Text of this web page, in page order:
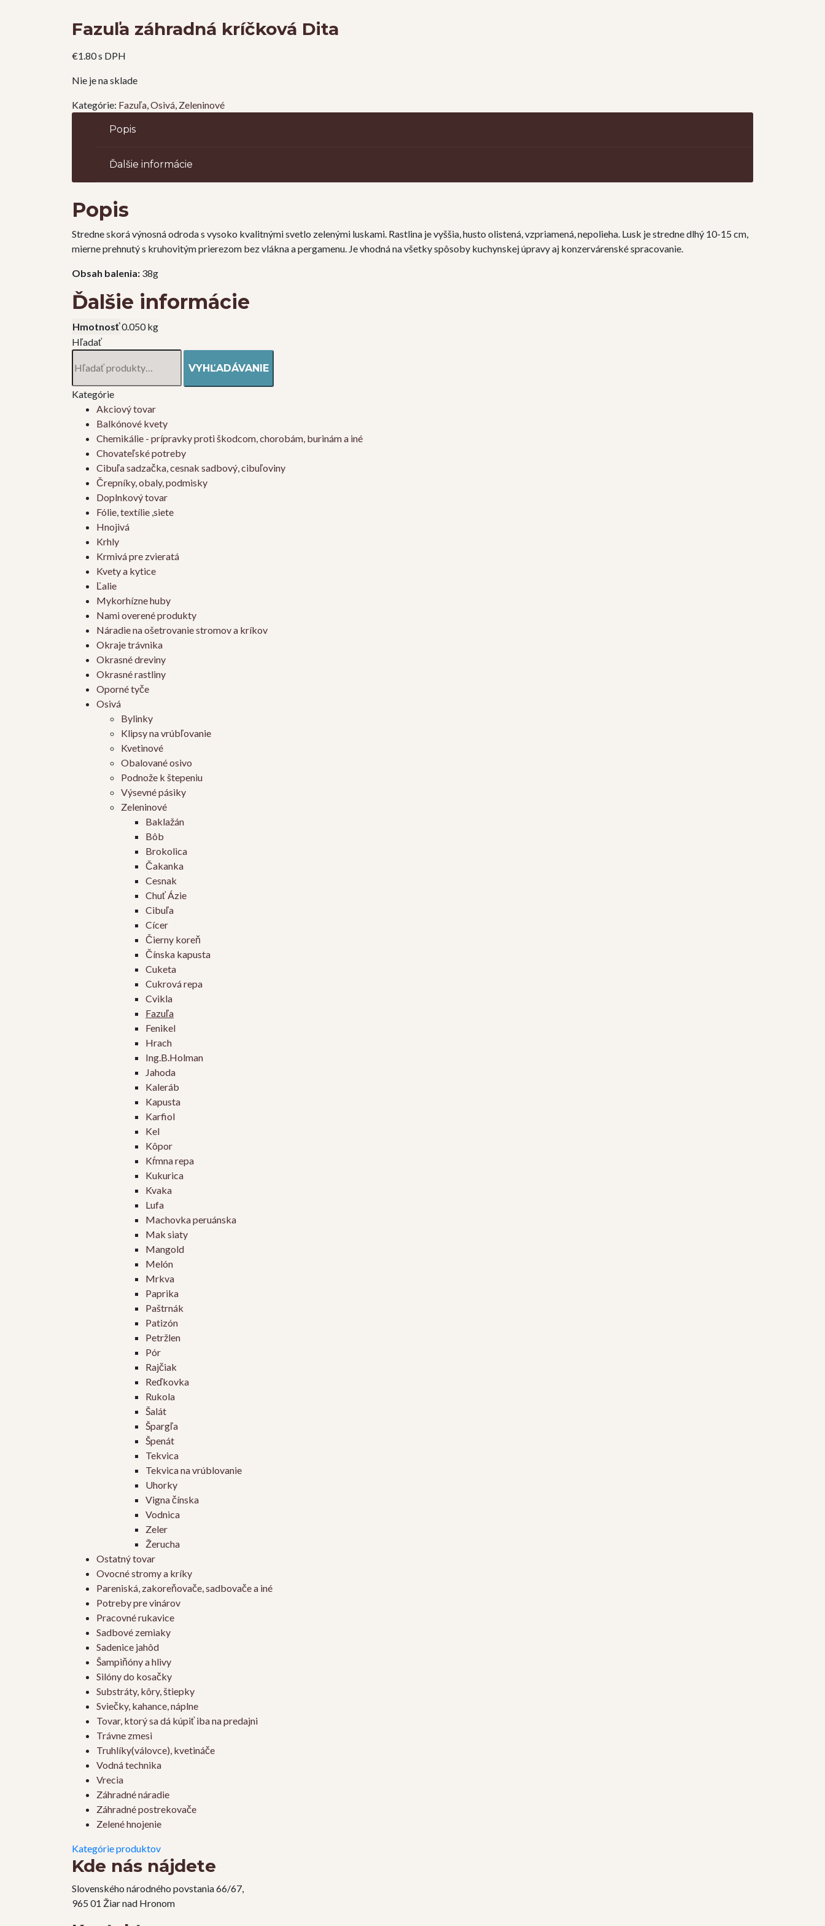
Fazuľa záhradná kríčková Dita
€1.80s DPH
Nie je na sklade
Kategórie: Fazuľa,Osivá, Zeleninové
Popis
Ďalšie informácie
Popis
Stredne skorá výnosná odroda s vysoko kvalitnými svetlo zelenými luskami. Rastlina je vyššia, husto olistená, vzpriamená, nepolieha. Lusk je stredne dlhý 10-15 cm,
mierne prehnutý s kruhovitým prierezom bez vlákna a pergamenu. Je vhodná na všetky spôsoby kuchynskej úpravy aj konzervárenské spracovanie.
Obsah balenia: 38g
Ďalšie informácie
Hmotnosť0.050 kg
Hľadať
VYHĽADÁVANIE
Kategórie
Akciový tovar
Balkónové kvety
Chemikálie - prípravky proti škodcom, chorobám, burinám a iné
Chovateľské potreby
Cibuľa sadzačka, cesnak sadbový, cibuľoviny
Črepníky, obaly, podmisky
Doplnkový tovar
Fólie, textílie ,siete
Hnojivá
Krhly
Krmivá pre zvieratá
Kvety a kytice
Ľalie
Mykorhízne huby
Nami overené produkty
Náradie na ošetrovanie stromov a kríkov
Okraje trávnika
Okrasné dreviny
Okrasné rastliny
Oporné tyče
Osivá
Bylinky
Klipsy na vrúbľovanie
Kvetinové
Obalované osivo
Podnože k štepeniu
Výsevné pásiky
Zeleninové
Baklažán
Bôb
Brokolica
Čakanka
Cesnak
Chuť Ázie
Cibuľa
Cícer
Čierny koreň
Čínska kapusta
Cuketa
Cukrová repa
Cvikla
Fazuľa
Fenikel
Hrach
Ing.B.Holman
Jahoda
Kaleráb
Kapusta
Karfiol
Kel
Kôpor
Kŕmna repa
Kukurica
Kvaka
Lufa
Machovka peruánska
Mak siaty
Mangold
Melón
Mrkva
Paprika
Paštrnák
Patizón
Petržlen
Pór
Rajčiak
Reďkovka
Rukola
Šalát
Špargľa
Špenát
Tekvica
Tekvica na vrúblovanie
Uhorky
Vigna čínska
Vodnica
Zeler
Žerucha
Ostatný tovar
Ovocné stromy a kríky
Pareniská, zakoreňovače, sadbovače a iné
Potreby pre vinárov
Pracovné rukavice
Sadbové zemiaky
Sadenice jahôd
Šampiňóny a hlivy
Silóny do kosačky
Substráty, kôry, štiepky
Sviečky, kahance, náplne
Tovar, ktorý sa dá kúpiť iba na predajni
Trávne zmesi
Truhlíky(válovce), kvetináče
Vodná technika
Vrecia
Záhradné náradie
Záhradné postrekovače
Zelené hnojenie
Kategórie produktov
Kde nás nájdete
Slovenského národného povstania 66/67,
965 01 Žiar nad Hronom